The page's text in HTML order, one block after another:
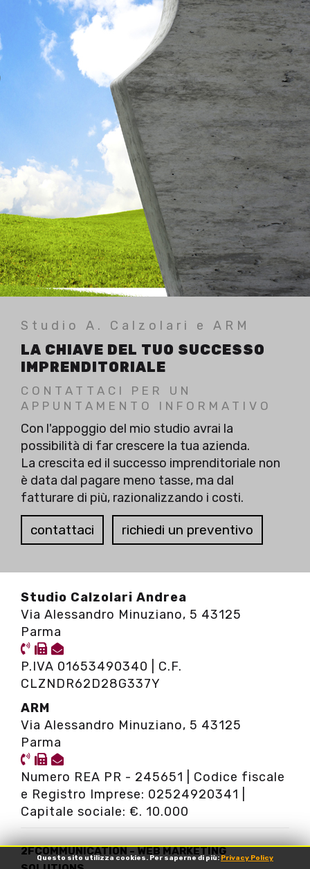
Questo sito utilizza cookies. Per saperne di più: Privacy Policy
Studio A. Calzolari e ARM
LA CHIAVE DEL TUO SUCCESSO
IMPRENDITORIALE
CONTATTACI PER UN
APPUNTAMENTO INFORMATIVO
Con l'appoggio del mio studio avrai la
possibilità di far crescere la tua azienda.
La crescita ed il successo imprenditoriale non
è data dal pagare meno tasse, ma dal
fatturare di più, razionalizzando i costi.
contattaci richiedi un preventivo
Studio Calzolari Andrea
Via Alessandro Minuziano, 5 43125
Parma
P.IVA 01653490340 | C.F.
CLZNDR62D28G337Y
ARM
Via Alessandro Minuziano, 5 43125
Parma
Numero REA PR - 245651 | Codice fiscale
e Registro Imprese: 02524920341 |
Capitale sociale: €. 10.000
2FCOMMUNICATION - WEB MARKETING